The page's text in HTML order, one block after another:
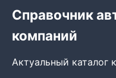
Справочник
компаний
Актуальный каталог